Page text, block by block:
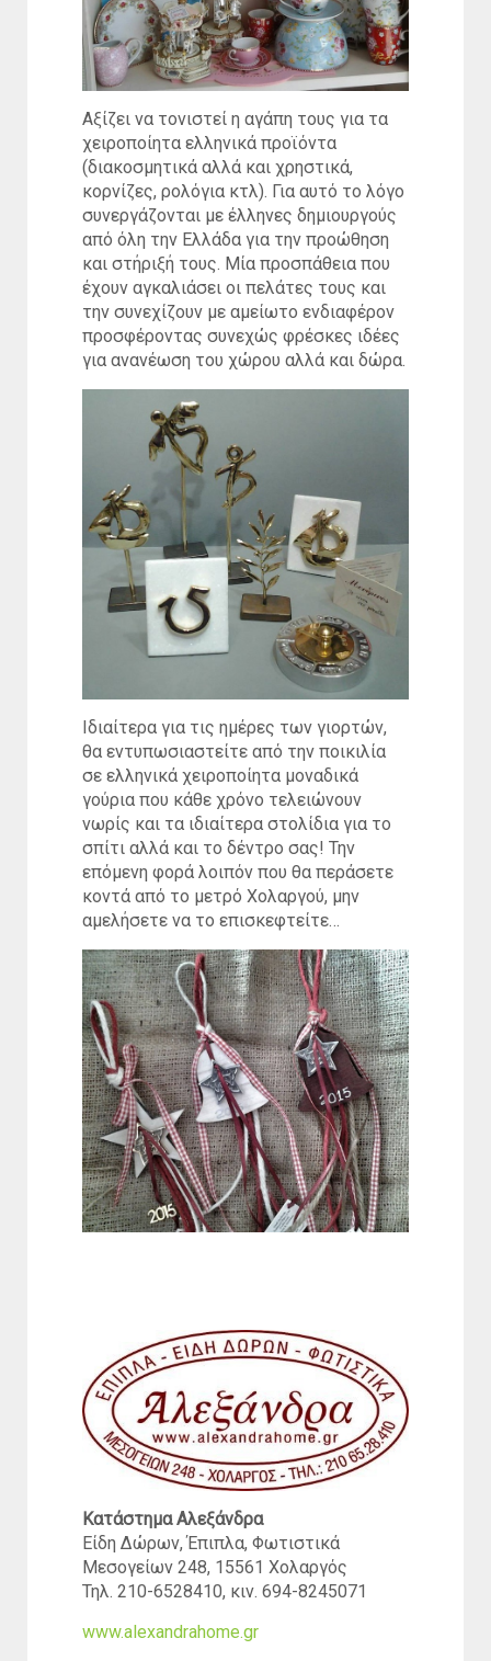
Αξίζει να τονιστεί η αγάπη τους για τα
χειροποίητα ελληνικά προϊόντα
(διακοσμητικά αλλά και χρηστικά,
κορνίζες, ρολόγια κτλ). Για αυτό το λόγο
συνεργάζονται με έλληνες δημιουργούς
από όλη την Ελλάδα για την προώθηση
και στήριξή τους. Μία προσπάθεια που
έχουν αγκαλιάσει οι πελάτες τους και
την συνεχίζουν με αμείωτο ενδιαφέρον
προσφέροντας συνεχώς φρέσκες ιδέες
για ανανέωση του χώρου αλλά και δώρα.
Ιδιαίτερα για τις ημέρες των γιορτών,
θα εντυπωσιαστείτε από την ποικιλία
σε ελληνικά χειροποίητα μοναδικά
γούρια που κάθε χρόνο τελειώνουν
νωρίς και τα ιδιαίτερα στολίδια για το
σπίτι αλλά και το δέντρο σας! Την
επόμενη φορά λοιπόν που θα περάσετε
κοντά από το μετρό Χολαργού, μην
αμελήσετε να το επισκεφτείτε…
Κατάστημα Αλεξάνδρα
Είδη Δώρων, Έπιπλα, Φωτιστικά
Μεσογείων 248, 15561 Χολαργός
Τηλ. 210-6528410, κιν. 694-8245071
www.alexandrahome.gr